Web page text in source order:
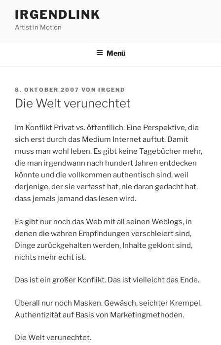
Inhalt
springen
IRGENDLINK
Artist in Motion
Menü
VERÖFFENTLICHT
AM
8. OKTOBER 2007 VON IRGEND
Die Welt verunechtet
Im Konflikt Privat vs. öffentllich. Eine Perspektive, die
sich erst durch das Medium Internet auftut. Damit
muss man wohl leben. Es gibt keine Tagebücher mehr,
die man irgendwann nach hundert Jahren entdecken
könnte und die vollkommen authentisch sind, weil
derjenige, der sie verfasst hat, nie daran gedacht hat,
dass jemals jemand das lesen wird.
Es gibt nur noch das Web mit all seinen Weblogs, in
denen die wahren Empfindungen verschleiert sind,
Dinge zurückgehalten werden, Inhalte geklont sind,
nichts mehr echt ist.
Das ist ein großer Konflikt. Das ist vielleicht das Ende.
Überall nur noch Masken. Gewäsch, seichter Krempel.
Authentizität auf Basis von Marketingmethoden.
Die Welt verunechtet.